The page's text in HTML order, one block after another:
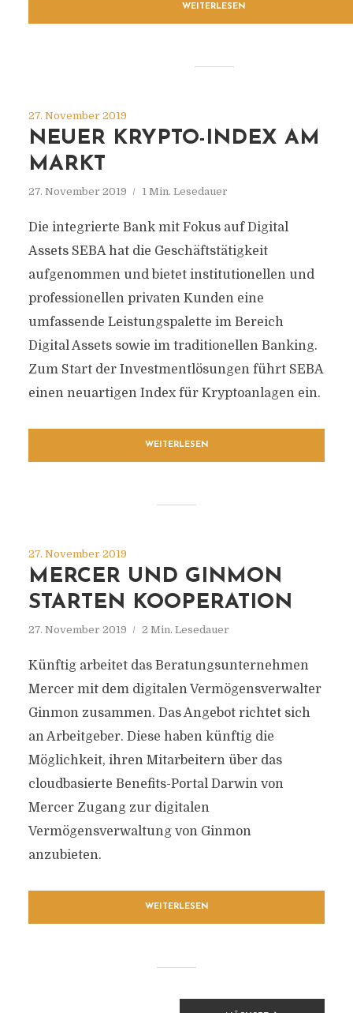
WEITERLESEN
27. November 2019
NEUER KRYPTO-INDEX AM
MARKT
27. November 2019 1 Min. Lesedauer
Die integrierte Bank mit Fokus auf Digital
Assets SEBA hat die Geschäftstätigkeit
aufgenommen und bietet institutionellen und
professionellen privaten Kunden eine
umfassende Leistungspalette im Bereich
Digital Assets sowie im traditionellen Banking.
Zum Start der Investmentlösungen führt SEBA
einen neuartigen Index für Kryptoanlagen ein.
WEITERLESEN
27. November 2019
MERCER UND GINMON
STARTEN KOOPERATION
27. November 2019 2 Min. Lesedauer
Künftig arbeitet das Beratungsunternehmen
Mercer mit dem digitalen Vermögensverwalter
Ginmon zusammen. Das Angebot richtet sich
an Arbeitgeber. Diese haben künftig die
Möglichkeit, ihren Mitarbeitern über das
cloudbasierte Benefits-Portal Darwin von
Mercer Zugang zur digitalen
Vermögensverwaltung von Ginmon
anzubieten.
WEITERLESEN